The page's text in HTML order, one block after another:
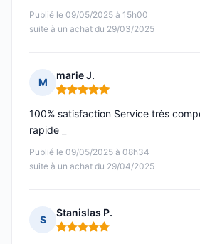
Publié le 09/05/2025 à 15h00
suite à un achat du 29/03/2025
M
marie J.
Note : 5 sur 5
Publié le 09/05/2025 à 08h34
suite à un achat du 29/04/2025
100% satisfaction Service très
rapide _
S
Stanislas P.
Note : 5 sur 5